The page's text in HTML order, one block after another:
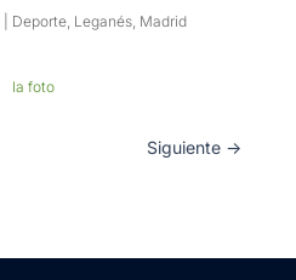
Deporte, Leganés, Madrid
Siguiente →